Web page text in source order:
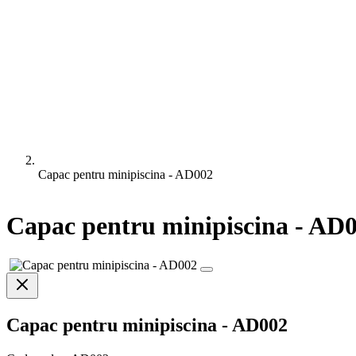
Capac pentru minipiscina - AD002
Capac pentru minipiscina -
Capac pentru minipiscina - AD002